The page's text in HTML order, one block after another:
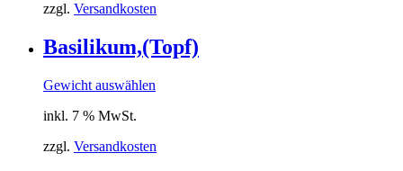
zzgl. Versandkosten
Basilikum,(Topf)
Gewicht auswählen
inkl. 7 % MwSt.
zzgl. Versandkosten